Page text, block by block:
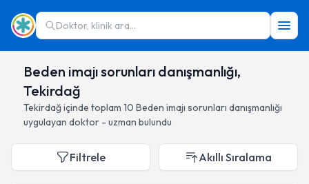
Doktor, klinik ara...
Beden imajı sorunları danışmanlığı,
Tekirdağ
Tekirdağiçinde toplam 10 Beden imajı sorunları danışmanlığı
uygulayan doktor - uzman bulundu
Filtrele Akıllı Sıralama